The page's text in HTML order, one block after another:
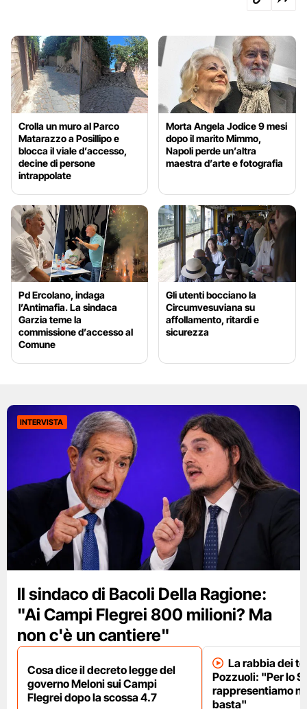
Crolla un muro al Parco
Matarazzo a Posillipo e
blocca il viale d’accesso,
decine di persone
intrappolate
Morta Angela Jodice 9 mesi
dopo il marito Mimmo,
Napoli perde un’altra
maestra d’arte e fotografia
Pd Ercolano, indaga
l’Antimafia. La sindaca
Garzia teme la
commissione d’accesso al
Comune
Gli utenti bocciano la
Circumvesuviana su
affollamento, ritardi e
sicurezza
INTERVISTA
Il sindaco di Bacoli Della Ragione:
"Ai Campi Flegrei 800 milioni? Ma
non c'è un cantiere"
Cosa dice il decreto legge del
governo Meloni sui Campi
Flegrei dopo la scossa 4.7
La rabbia dei
Pozzuoli: "Per lo
rappresentiamo
basta"